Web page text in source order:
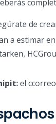
de
a estimar
el